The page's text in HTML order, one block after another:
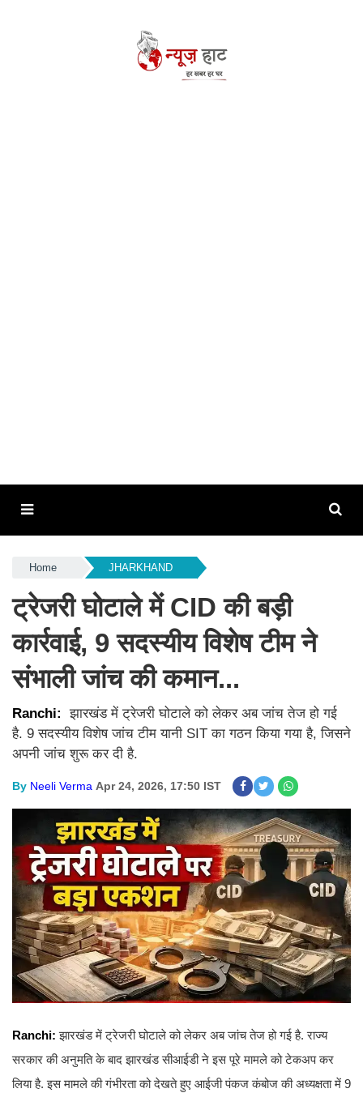
Home JHARKHAND
ट्रेजरी घोटाले में CID की बड़ी
कार्रवाई, 9 सदस्यीय विशेष टीम ने
संभाली जांच की कमान...
Ranchi: झारखंड में ट्रेजरी घोटाले को लेकर अब जांच तेज हो गई
है. 9 सदस्यीय विशेष जांच टीम यानी SIT का गठन किया गया है, जिसने
अपनी जांच शुरू कर दी है.
By Neeli Verma Apr 24, 2026, 17:50 IST
Ranchi: झारखंड में ट्रेजरी घोटाले को लेकर अब जांच तेज हो गई है. राज्य
सरकार की अनुमति के बाद झारखंड सीआईडी ने इस पूरे मामले को टेकअप कर
लिया है. इस मामले की गंभीरता को देखते हुए आईजी पंकज कंबोज की अध्यक्षता में 9